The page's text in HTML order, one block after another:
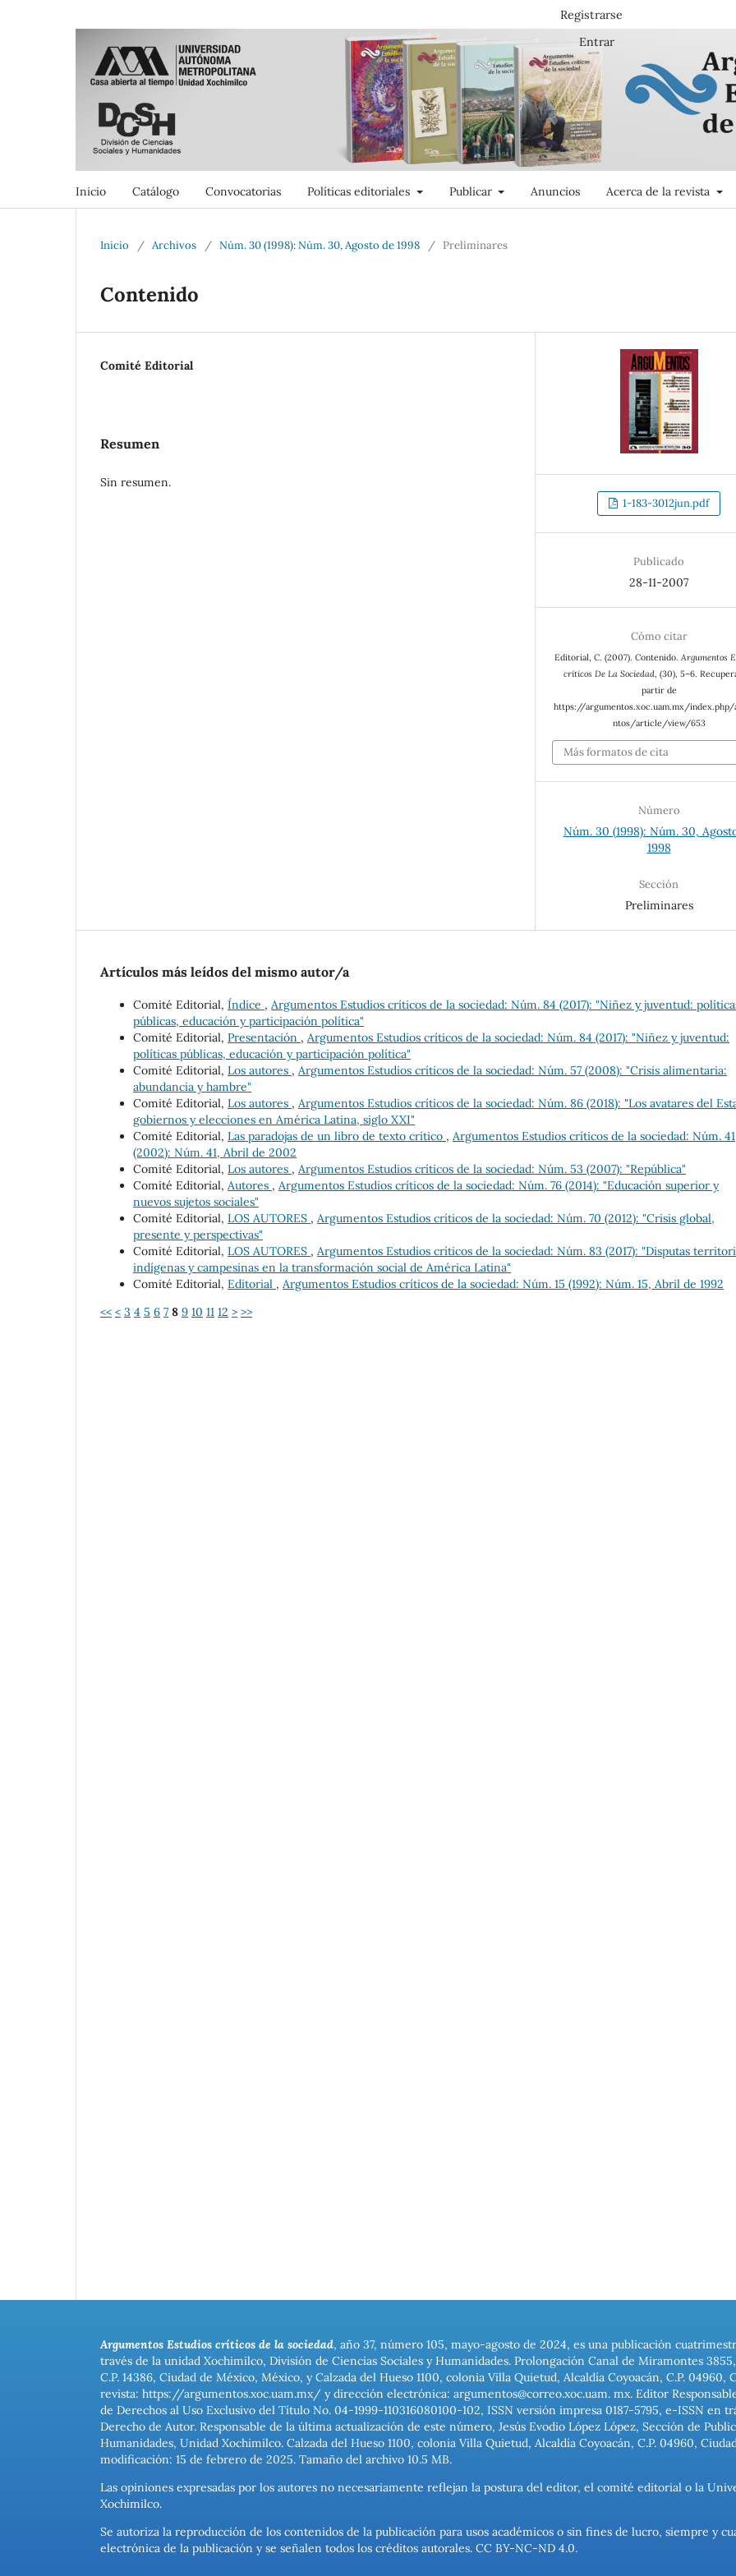
Inicio Catálogo Convocatorias Políticas editoriales Publicar Anuncios Acerca de la revista
Registrarse
Entrar
Inicio / Archivos / Núm. 30 (1998): Núm. 30, Agosto de 1998 / Preliminares
Contenido
Comité Editorial
Resumen
Sin resumen.
1-183-3012jun.pdf
Publicado
28-11-2007
Cómo citar
Editorial, C. (2007). Contenido. Argumentos
críticos De La Sociedad, (30), 5–6.
partir de
https://argumentos.xoc.uam.mx/index.php/
ntos/article/view/653
Más formatos de cita
Número
Núm. 30 (1998): Núm. 30,
1998
Sección
Preliminares
Artículos más leídos del mismo autor/a
Comité Editorial, Índice , Argumentos Estudios críticos de la sociedad: Núm. 84 (2017): "Niñez y juventud:
públicas, educación y participación política"
Comité Editorial, Presentación , Argumentos Estudios críticos de la sociedad: Núm. 84 (2017): "Niñez y juventud:
políticas públicas, educación y participación política"
Comité Editorial, Los autores , Argumentos Estudios críticos de la sociedad: Núm. 57 (2008): "Crisis alimentaria:
abundancia y hambre"
Comité Editorial, Los autores , Argumentos Estudios críticos de la sociedad: Núm. 86 (2018): "Los avatares del
gobiernos y elecciones en América Latina, siglo XXI"
Comité Editorial, Las paradojas de un libro de texto crítico , Argumentos Estudios críticos de la sociedad: Núm. 41
(2002): Núm. 41, Abril de 2002
Comité Editorial, Los autores , Argumentos Estudios críticos de la sociedad: Núm. 53 (2007): "República"
Comité Editorial, Autores , Argumentos Estudios críticos de la sociedad: Núm. 76 (2014): "Educación superior y
nuevos sujetos sociales"
Comité Editorial, LOS AUTORES , Argumentos Estudios críticos de la sociedad: Núm. 70 (2012): "Crisis global,
presente y perspectivas"
Comité Editorial, LOS AUTORES , Argumentos Estudios críticos de la sociedad: Núm. 83 (2017): "Disputas
indígenas y campesinas en la transformación social de América Latina"
Comité Editorial, Editorial , Argumentos Estudios críticos de la sociedad: Núm. 15 (1992): Núm. 15, Abril de 1992
<< < 3 4 5 6 7 8 9 10 11 12 > >>
Argumentos Estudios críticos de la sociedad, año 37, número 105, mayo-agosto de 2024, es una publicación
través de la unidad Xochimilco, División de Ciencias Sociales y Humanidades. Prolongación Canal de Miramontes
C.P. 14386, Ciudad de México, México, y Calzada del Hueso 1100, colonia Villa Quietud, Alcaldía Coyoacán, C.P.
revista: https://argumentos.xoc.uam.mx/ y dirección electrónica: argumentos@correo.xoc.uam. mx. Editor
de Derechos al Uso Exclusivo del Título No. 04-1999-110316080100-102, ISSN versión impresa 0187-5795, e-ISSN
Derecho de Autor. Responsable de la última actualización de este número, Jesús Evodio López López, Sección de
Humanidades, Unidad Xochimilco. Calzada del Hueso 1100, colonia Villa Quietud, Alcaldía Coyoacán, C.P. 04960,
modificación: 15 de febrero de 2025. Tamaño del archivo 10.5 MB.
Las opiniones expresadas por los autores no necesariamente reflejan la postura del editor, el comité editorial o la
Xochimilco.
Se autoriza la reproducción de los contenidos de la publicación para usos académicos o sin fines de lucro, siempre y
electrónica de la publicación y se señalen todos los créditos autorales. CC BY-NC-ND 4.0.